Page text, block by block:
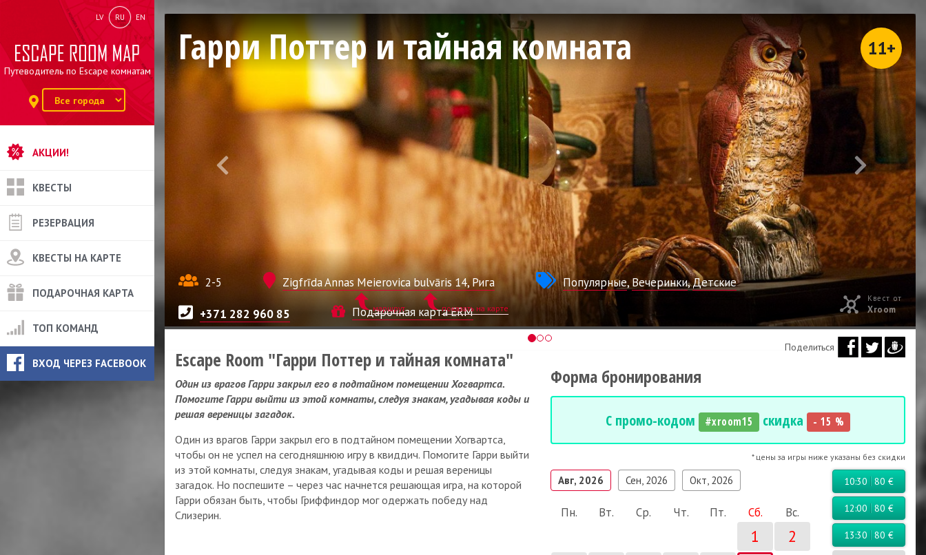
LV RU EN
Путеводитель по Escape комнатам
АКЦИИ!
КВЕСТЫ
РЕЗЕРВАЦИЯ
КВЕСТЫ НА КАРТЕ
ПОДАРОЧНАЯ КАРТА
ТОП КОМАНД
ВХОД ЧЕРЕЗ FACEBOOK
Гарри Поттер и тайная комната 11+
2-5
маршрут показать на карте
Zigfrīda Annas Meierovica bulvāris 14, Рига Популярные,Вечеринки,Детские
+371 282 960 85 Подарочная карта ERM
Квест от
Xroom
Escape Room "Гарри Поттер и тайная комната"
Один из врагов Гарри закрыл его в подтайном помещении Хогвартса.
Помогите Гарри выйти из этой комнаты, следуя знакам, угадывая коды и
решая вереницы загадок.
Один из врагов Гарри закрыл его в подтайном помещении Хогвартса,
чтобы он не успел на сегодняшнюю игру в квиддич. Помогите Гарри выйти
из этой комнаты, следуя знакам, угадывая коды и решая вереницы
загадок. Но поспешите – через час начнется решающая игра, на которой
Гарри обязан быть, чтобы Гриффиндор мог одержать победу над
Слизерин.
Поделиться
Форма бронирования
С промо-кодом #xroom15 скидка - 15 %
* цены за игры ниже указаны без скидки
Авг, 2026 Сен, 2026 Окт, 2026
Пн. Вт. Ср. Чт. Пт. Сб. Вс.
1
2
10:30 80 €
12:00 80 €
13:30 80 €